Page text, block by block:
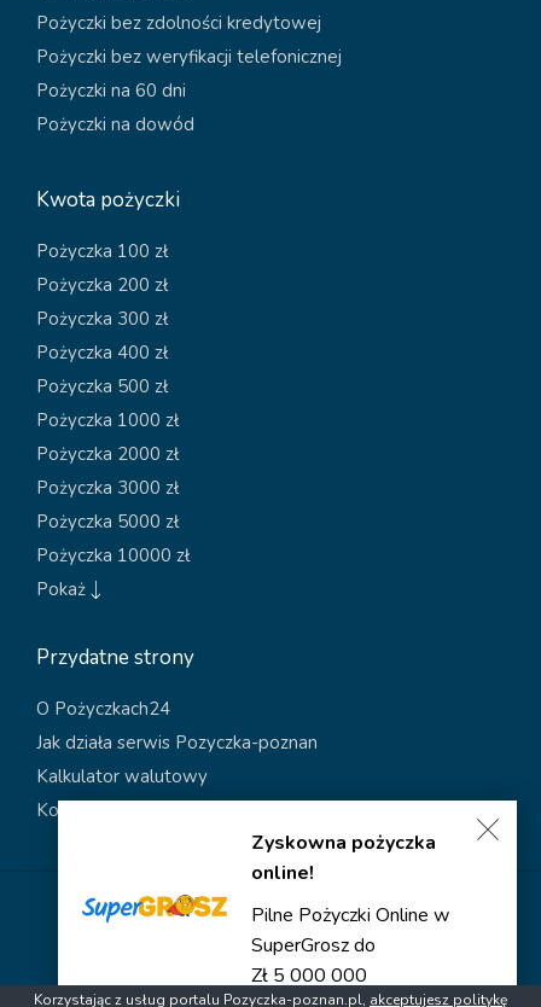
Zyskowna pożyczka
online!
Pilne Pożyczki Online w
SuperGrosz do
Zł 5 000 000
Pożyczki bez zdolności kredytowej
Pożyczki bez weryfikacji telefonicznej
Pożyczki na 60 dni
Pożyczki na dowód
Kwota pożyczki
Pożyczka 100 zł
Pożyczka 200 zł
Pożyczka 300 zł
Pożyczka 400 zł
Pożyczka 500 zł
Pożyczka 1000 zł
Pożyczka 2000 zł
Pożyczka 3000 zł
Pożyczka 5000 zł
Pożyczka 10000 zł
Pokaż
Przydatne strony
O Pożyczkach24
Jak działa serwis Pozyczka-poznan
Kalkulator walutowy
Kontakt
Polityka dotycząca plików cookies
Polityka prywatności
Copyright © 2026 Pozyczka-poznan
Korzystając z usług portalu Pozyczka-poznan.pl, akceptujesz politykę